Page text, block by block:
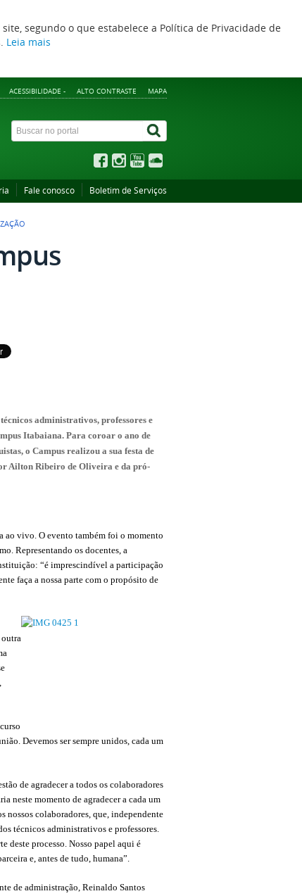
segundo o que estabelece a Política de Privacidade de
Leia mais
ACESSIBILIDADE - ALTO CONTRASTE MAPA
Fale conosco Boletim de Serviços
administrativos, professores e
Itabaiana. Para coroar o ano de
o Campus realizou a sua festa de
Ailton Ribeiro de Oliveira e da pró-
ao vivo. O evento também foi o momento
Representando os docentes, a
“é imprescindível a participação
faça a nossa parte com o propósito de
outra
Devemos ser sempre unidos, cada um
de agradecer a todos os colaboradores
neste momento de agradecer a cada um
nossos colaboradores, que, independente
técnicos administrativos e professores.
deste processo. Nosso papel aqui é
e, antes de tudo, humana”.
de administração, Reinaldo Santos